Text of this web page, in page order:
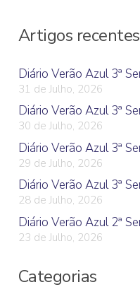
Artigos recentes
Diário Verão Azul 3ª
31 de Julho, 2026
Diário Verão Azul 3ª
30 de Julho, 2026
Diário Verão Azul 3ª
29 de Julho, 2026
Diário Verão Azul 3ª
28 de Julho, 2026
Diário Verão Azul 2ª
23 de Julho, 2026
Categorias